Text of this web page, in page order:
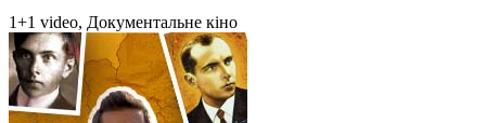
1+1 video, Документальне кіно